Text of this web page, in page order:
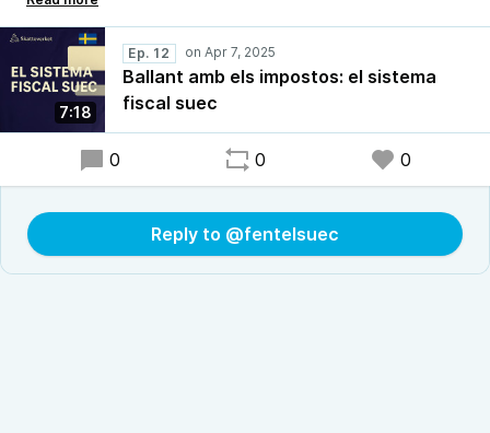
sense ser perfecte, pot donar-nos idees per repensar
el nostre.
7:18
Ep. 12
Ballant amb els impostos: el sistema
fiscal suec
0 0 0
Reply to @fentelsuec